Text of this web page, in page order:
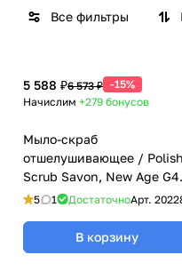
Все фильтры
5 588 ₽6 573 ₽ -15%
Начислим +279 бонусов
Мыло-скраб
отшелушивающее / Polish
Scrub Savon, New Age G4,
GiGi (Джи Джи) - 200 мл
5 1 ДостаточноАрт.
В корзину